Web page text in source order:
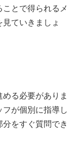
とで得られるメ
ていきましょ
る必要がありま
が個別に指導し
をすぐ質問でき